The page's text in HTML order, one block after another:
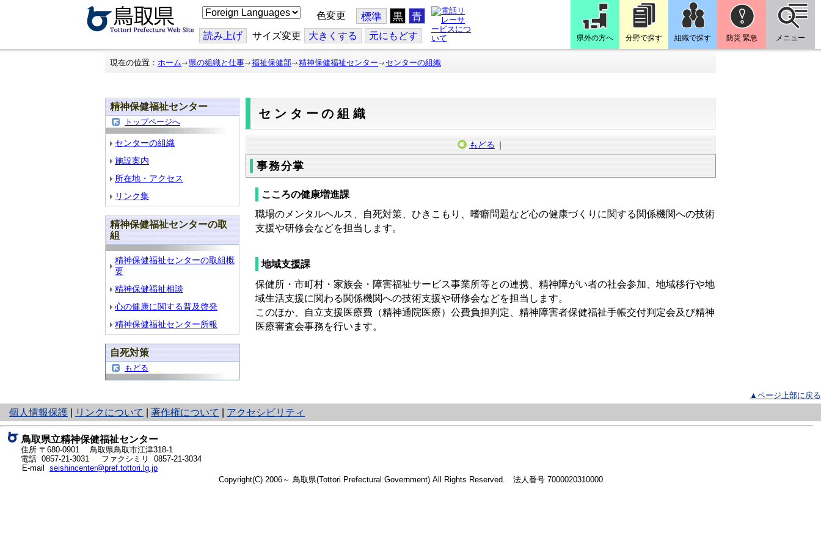
こ
の
ジ
を
翻
色変更 標準 黒 青
読み上げ サイズ変更 大きくする 元にもどす 県外の方へ 分野で探す 組織で探す 防災 緊急 メニュー
現在の位置： ホーム 県の組織と仕事 福祉保健部 精神保健福祉センター センターの組織
精神保健福祉センター
トップページへ
センターの組織
施設案内
所在地・アクセス
リンク集
精神保健福祉センターの取
組
精神保健福祉センターの取組概
要
精神保健福祉相談
心の健康に関する普及啓発
精神保健福祉センター所報
自死対策
もどる
センターの組織
もどる ｜
事務分掌
こころの健康増進課
職場のメンタルヘルス、自死対策、ひきこもり、嗜癖問題など心の健康づくりに関する関係機関への技術
支援や研修会などを担当します。
地域支援課
保健所・市町村・家族会・障害福祉サービス事業所等との連携、精神障がい者の社会参加、地域移行や地
域生活支援に関わる関係機関への技術支援や研修会などを担当します。
このほか、自立支援医療費（精神通院医療）公費負担判定、精神障害者保健福祉手帳交付判定会及び精神
医療審査会事務を行います。
▲ページ上部に戻る
個人情報保護
と
り
ネ
ッ
ト
へ
リンクについて 著作権について アクセシビリティ
鳥取県立精神保健福祉センター
住所 〒680-0901
鳥取県鳥取市江津318-1
電話 0857-21-3031
ファクシミリ 0857-21-3034
E-mail seishincenter@pref.tottori.lg.jp
Copyright(C) 2006～ 鳥取県(Tottori Prefectural Government) All Rights Reserved. 法人番号 7000020310000